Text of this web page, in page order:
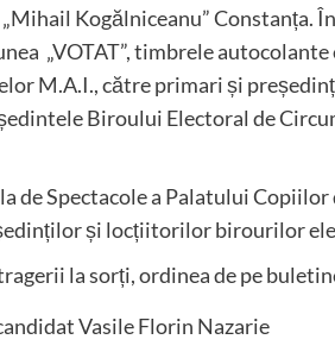
Kogălniceanu” Constanța.
„VOTAT”, timbrele
M.A.I., către primari și
Biroului Electoral de
de Spectacole a Palatului
și locțiitorilor birourilor
la sorți, ordinea de pe
Vasile Florin Nazarie